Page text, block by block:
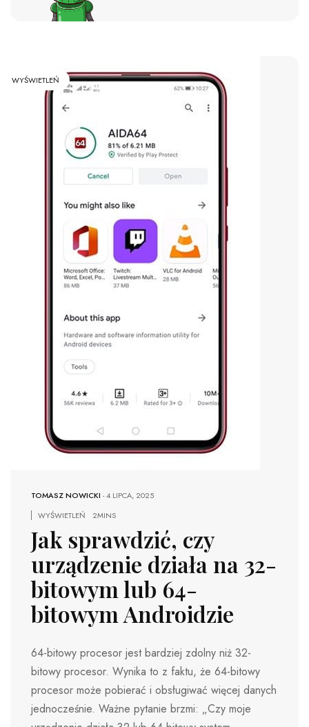
WYŚWIETLEŃ
TOMASZ NOWICKI -4 LIPCA, 2025
WYŚWIETLEŃ
2MINS
Jak sprawdzić, czy
urządzenie działa na 32-
bitowym lub 64-
bitowym Androidzie
64-bitowy procesor jest bardziej zdolny niż 32-
bitowy procesor. Wynika to z faktu, że 64-bitowy
procesor może pobierać i obsługiwać więcej danych
jednocześnie. Ważne pytanie brzmi: „Czy moje